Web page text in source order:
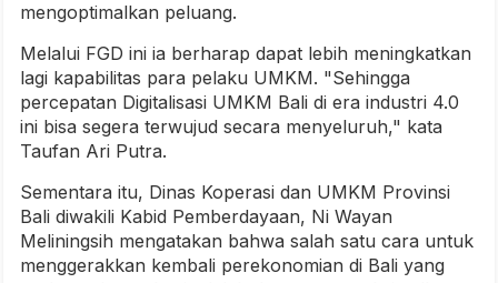
mengoptimalkan peluang.
Melalui FGD ini ia berharap dapat lebih meningkatkan
lagi kapabilitas para pelaku UMKM. "Sehingga
percepatan Digitalisasi UMKM Bali di era industri 4.0
ini bisa segera terwujud secara menyeluruh," kata
Taufan Ari Putra.
Sementara itu, Dinas Koperasi dan UMKM Provinsi
Bali diwakili Kabid Pemberdayaan, Ni Wayan
Meliningsih mengatakan bahwa salah satu cara untuk
menggerakkan kembali perekonomian di Bali yang